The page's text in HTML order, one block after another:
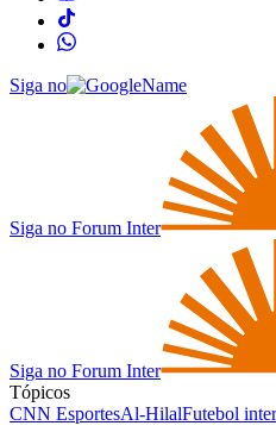
Siga no
Siga no Forum Inter
Siga no Forum Inter
Tópicos
CNN EsportesAl-HilalFutebol